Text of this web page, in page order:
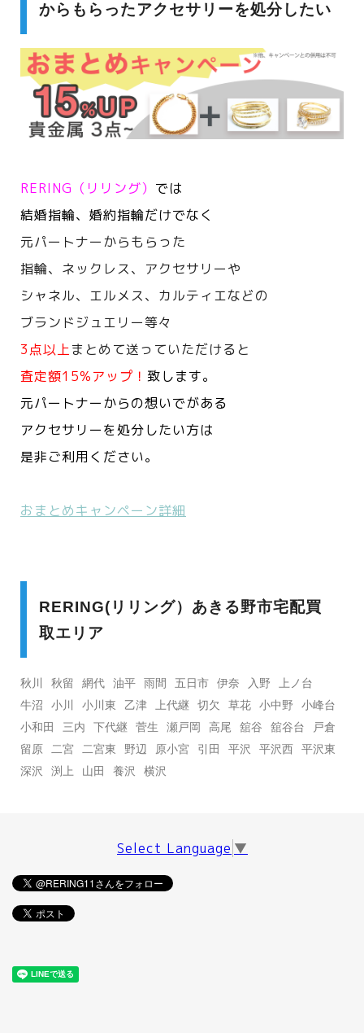
からもらったアクセサリーを処分したい
RERING（リリング） では
結婚指輪、婚約指輪だけでなく
元パートナーからもらった
指輪、ネックレス、アクセサリーや
シャネル、エルメス、カルティエなどの
ブランドジュエリー等々
3点以上まとめて送っていただけると
査定額15%アップ！ 致します。
元パートナーからの想いでがある
アクセサリーを処分したい方は
是非ご利用ください。
おまとめキャンペーン詳細
RERING(リリング）あきる野市宅配買
取エリア
秋川 秋留 網代 油平 雨間 五日市 伊奈 入野
上ノ台
牛沼
小川 小川東 乙津 上代継 切欠 草花 小中野
小峰台
小和田
三内 下代継 菅生 瀬戸岡 高尾 舘谷 舘谷台
戸倉
留原
二宮 二宮東 野辺 原小宮 引田 平沢 平沢西
平沢東
深沢
渕上 山田 養沢 横沢
Select Language ▼